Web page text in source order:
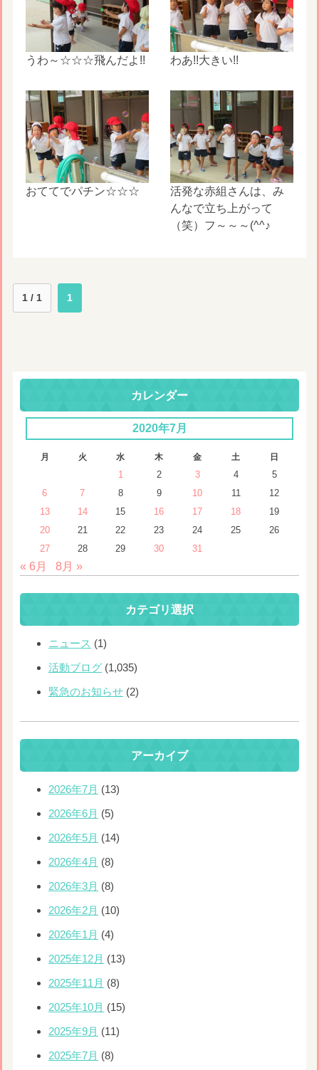
うわ～☆☆☆飛んだよ!! わあ!!大きい!!
おててでパチン☆☆☆
活発な赤組さんは、み
んなで立ち上がって
（笑）フ～～～(^^♪
1 / 1 1
カレンダー
2020年7月
月 火 水 木 金 土 日
1 2 3 4
5
6
7 8 9 10 11
12
13
14 15 16 17 18
19
20
21 22 23 24 25
26
27
28 29 30 31
« 6月 8月 »
カテゴリ選択
ニュース (1)
活動ブログ (1,035)
緊急のお知らせ (2)
アーカイブ
2026年7月 (13)
2026年6月 (5)
2026年5月 (14)
2026年4月 (8)
2026年3月 (8)
2026年2月 (10)
2026年1月 (4)
2025年12月 (13)
2025年11月 (8)
2025年10月 (15)
2025年9月 (11)
2025年7月 (8)